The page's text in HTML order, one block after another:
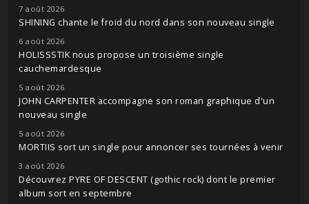
7 août 2026
SHINING chante le froid du nord dans son nouveau single
6 août 2026
HOLISSSTIK nous propose un troisième single
cauchemardesque
5 août 2026
JOHN CARPENTER accompagne son roman graphique d'un
nouveau single
5 août 2026
MORTIIS sort un single pour annoncer ses tournées à venir
3 août 2026
Découvrez PYRE OF DESCENT (gothic rock) dont le premier
album sort en septembre